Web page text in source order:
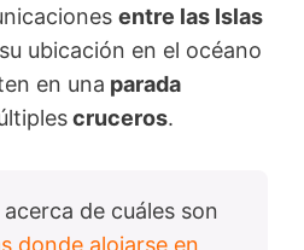
entre las Islas
ubicación en el océano
en una parada
cruceros.
acerca de cuáles son
donde alojarse en